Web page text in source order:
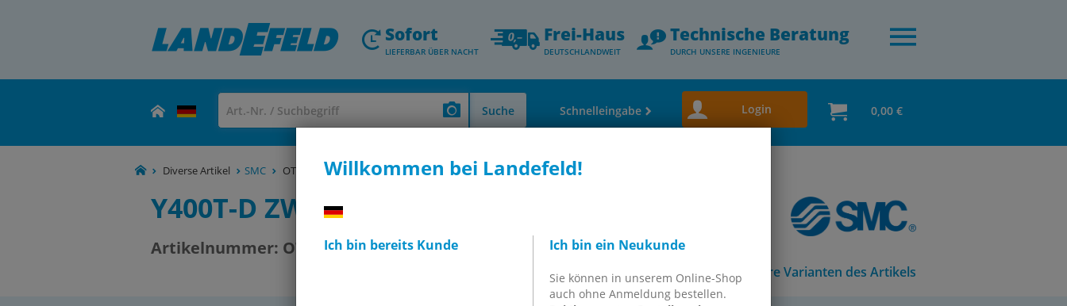
Willkommen bei Landefeld!
Ich bin bereits Kunde Ich bin ein Neukunde
Sie können in unserem Online-Shop
auch ohne Anmeldung bestellen.
Sofort
LIEFERBAR ÜBER NACHT
Frei-Haus
DEUTSCHLANDWEIT
Technische Beratung
DURCH UNSERE INGENIEURE
Suche Schnelleingabe Login 0,00 €
Diverse Artikel SMC OT-SMC154909
Y400T-D ZWISCHENSTÜCK
Artikelnummer: OT-SMC154909
Andere Varianten des Artikels